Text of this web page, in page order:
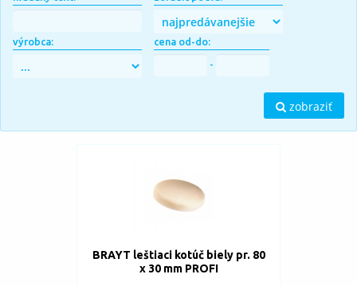
výrobca: cena od-do:
-
zobraziť
BRAYT leštiaci kotúč biely pr. 80
x 30 mm PROFI